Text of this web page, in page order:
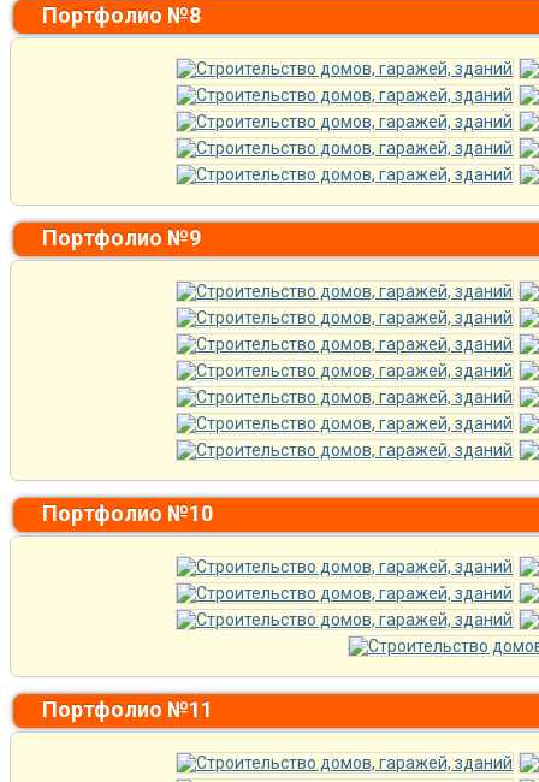
Портфолио №8
Портфолио №9
Портфолио №10
Портфолио №11